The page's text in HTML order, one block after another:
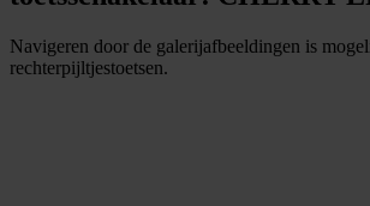
Navigeren door de galerijafbeeldingen is
rechterpijltjestoetsen.